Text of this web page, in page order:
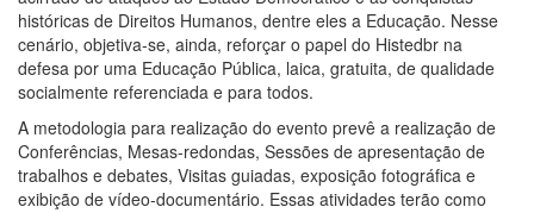
históricas de Direitos Humanos, dentre eles a Educação. Nesse
cenário, objetiva-se, ainda, reforçar o papel do Histedbr na
defesa por uma Educação Pública, laica, gratuita, de qualidade
socialmente referenciada e para todos.
A metodologia para realização do evento prevê a realização de
Conferências, Mesas-redondas, Sessões de apresentação de
trabalhos e debates, Visitas guiadas, exposição fotográfica e
exibição de vídeo-documentário. Essas atividades terão como